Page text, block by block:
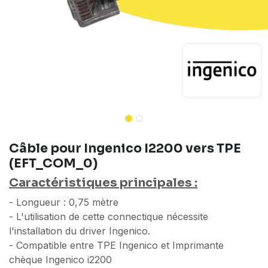
Câble pour Ingenico I2200 vers TPE
(EFT_COM_0)
Caractéristiques principales :
- Longueur : 0,75 mètre
- L'utilisation de cette connectique nécessite
l'installation du driver Ingenico.
- Compatible entre TPE Ingenico et Imprimante
chèque Ingenico i2200